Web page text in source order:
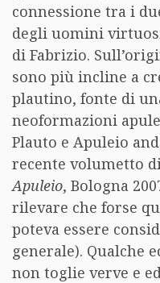
connessione tra i
degli uomini
di Fabrizio.
sono più incline a
plautino, fonte di
neoformazioni
Plauto e Apuleio
recente volumetto
Apuleio, Bologna
rilevare che forse
poteva essere
generale). Qualche
non toglie verve e